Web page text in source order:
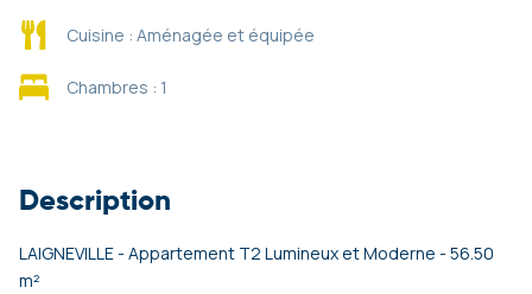
Cuisine : Aménagée et équipée
Chambres : 1
Description
LAIGNEVILLE - Appartement T2 Lumineux et Moderne - 56.50
m²